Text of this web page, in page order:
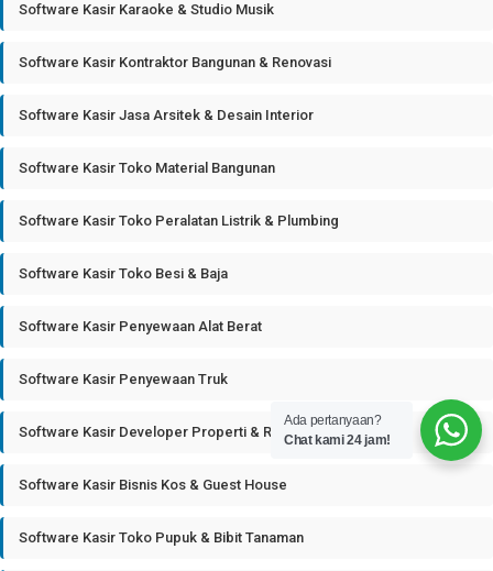
Software Kasir Karaoke & Studio Musik
Software Kasir Kontraktor Bangunan & Renovasi
Software Kasir Jasa Arsitek & Desain Interior
Software Kasir Toko Material Bangunan
Software Kasir Toko Peralatan Listrik & Plumbing
Software Kasir Toko Besi & Baja
Software Kasir Penyewaan Alat Berat
Software Kasir Penyewaan Truk
Software Kasir Developer Properti & Real Estate
Software Kasir Bisnis Kos & Guest House
Software Kasir Toko Pupuk & Bibit Tanaman
Ada pertanyaan?
Chat kami 24 jam!